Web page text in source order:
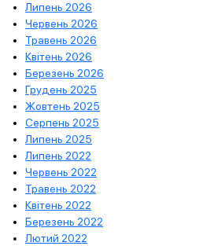
Липень 2026
Червень 2026
Травень 2026
Квітень 2026
Березень 2026
Грудень 2025
Жовтень 2025
Серпень 2025
Липень 2025
Липень 2022
Червень 2022
Травень 2022
Квітень 2022
Березень 2022
Лютий 2022